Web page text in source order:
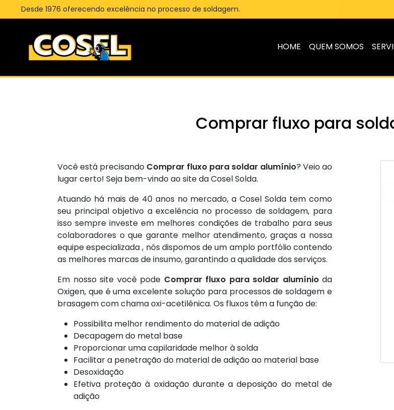
Desde 1976 oferecendo excelência no processo de soldagem.
HOME QUEM SOMOS
Comprar fluxo para
Você está precisando Comprar fluxo para soldar alumínio? Veio ao
lugar certo! Seja bem-vindo ao site da Cosel Solda.
Atuando há mais de 40 anos no mercado, a Cosel Solda tem como
seu principal objetivo a excelência no processo de soldagem, para
isso sempre investe em melhores condições de trabalho para seus
colaboradores o que garante melhor atendimento, graças a nossa
equipe especializada , nós dispomos de um amplo portfólio contendo
as melhores marcas de insumo, garantindo a qualidade dos serviços.
Em nosso site você pode Comprar fluxo para soldar alumínio da
Oxigen, que é uma excelente solução para processos de soldagem e
brasagem com chama oxi-acetilênica. Os fluxos têm a função de:
Possibilita melhor rendimento do material de adição
Decapagem do metal base
Proporcionar uma capilaridade melhor à solda
Facilitar a penetração do material de adição ao material base
Desoxidação
Efetiva proteção à oxidação durante a deposição do metal de
adição